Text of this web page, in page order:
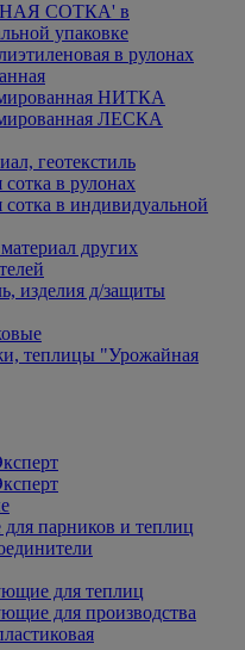
СОТКА' в
упаковке
в рулонах
НИТКА
ЛЕСКА
геотекстиль
в рулонах
в индивидуальной
других
изделия д/защиты
теплицы "Урожайная
парников и теплиц
для теплиц
для производства